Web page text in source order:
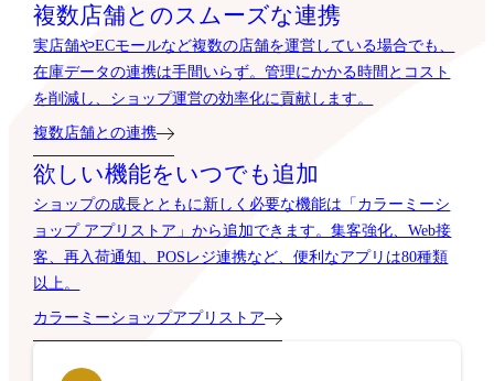
複数店舗とのスムーズな連携
実店舗やECモールなど複数の店舗を運営している場合でも、
在庫データの連携は手間いらず。管理にかかる時間とコスト
を削減し、ショップ運営の効率化に貢献します。
複数店舗との連携
欲しい機能をいつでも追加
ショップの成長とともに新しく必要な機能は「カラーミーシ
ョップ アプリストア」から追加できます。集客強化、Web接
客、再入荷通知、POSレジ連携など、便利なアプリは80種類
以上。
カラーミーショップアプリストア